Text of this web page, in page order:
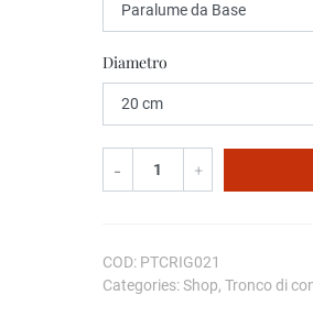
Diametro
- +
COD: PTCRIG021
Categories: Shop, Tronco di